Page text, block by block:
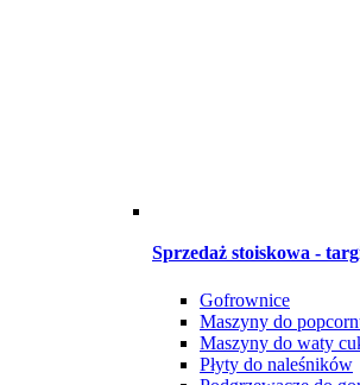
Sprzedaż stoiskowa -
Gofrownice
Maszyny do
Maszyny do waty
Płyty do naleśników